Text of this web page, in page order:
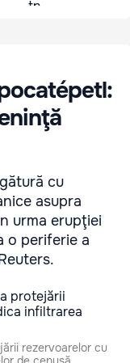
cu
asupra
urma erupţiei
o periferie a
rezervoarelor cu